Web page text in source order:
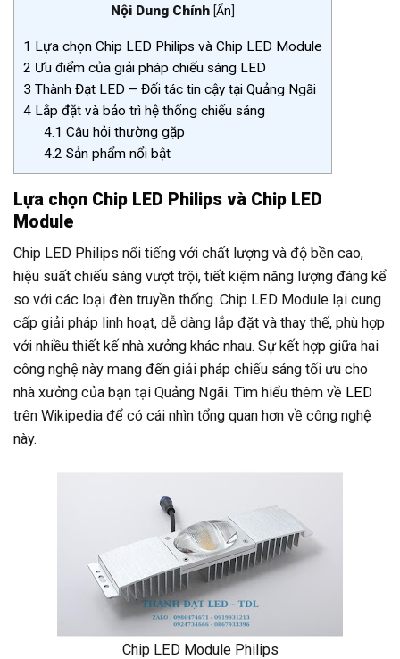
Nội Dung Chính [Ẩn]
1 Lựa chọn Chip LED Philips và Chip LED Module
2 Ưu điểm của giải pháp chiếu sáng LED
3 Thành Đạt LED – Đối tác tin cậy tại Quảng Ngãi
4 Lắp đặt và bảo trì hệ thống chiếu sáng
4.1 Câu hỏi thường gặp
4.2 Sản phẩm nổi bật
Lựa chọn Chip LED Philips và Chip LED
Module
Chip LED Philips nổi tiếng với chất lượng và độ bền cao,
hiệu suất chiếu sáng vượt trội, tiết kiệm năng lượng đáng kể
so với các loại đèn truyền thống. Chip LED Module lại cung
cấp giải pháp linh hoạt, dễ dàng lắp đặt và thay thế, phù hợp
với nhiều thiết kế nhà xưởng khác nhau. Sự kết hợp giữa hai
công nghệ này mang đến giải pháp chiếu sáng tối ưu cho
nhà xưởng của bạn tại Quảng Ngãi. Tìm hiểu thêm về LED
trên Wikipedia để có cái nhìn tổng quan hơn về công nghệ
này.
Chip LED Module Philips